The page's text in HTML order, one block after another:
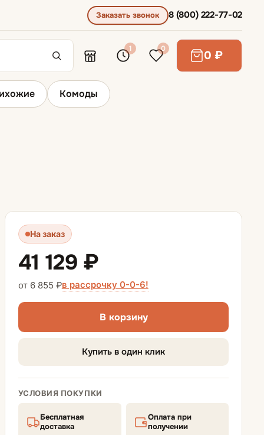
Заказать звонок 8 (800) 222-77-02
1 0 0 ₽
Диваны для ежедневного сна
Диваны раскладывающиеся вперед
Диваны-кровати
Диваны аккордеон
Матрасы для диванов
Комоды
На заказ
41 129 ₽
от 6 855 ₽в рассрочку 0-0-6!
В корзину
Купить в один клик
УСЛОВИЯ ПОКУПКИ
Бесплатная
доставка
Оплата при
получении